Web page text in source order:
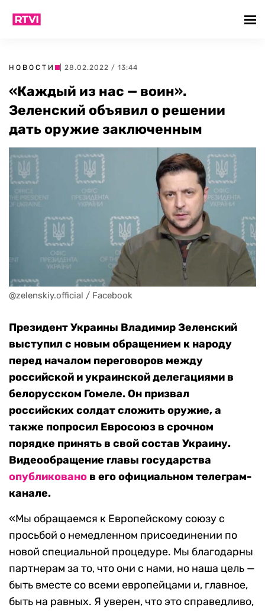
НОВОСТИ | 28.02.2022 / 13:44
«Каждый из нас — воин».
Зеленский объявил о решении
дать оружие заключенным
@zelenskiy.official / Facebook
Президент Украины Владимир Зеленский
выступил с новым обращением к народу
перед началом переговоров между
российской и украинской делегациями в
белорусском Гомеле. Он призвал
российских солдат сложить оружие, а
также попросил Евросоюз в срочном
порядке принять в свой состав Украину.
Видеообращение главы государства
опубликовано в его официальном телеграм-
канале.
«Мы обращаемся к Европейскому союзу с
просьбой о немедленном присоединении по
новой специальной процедуре. Мы благодарны
партнерам за то, что они с нами, но наша цель —
быть вместе со всеми европейцами и, главное,
быть на равных. Я уверен, что это справедливо,